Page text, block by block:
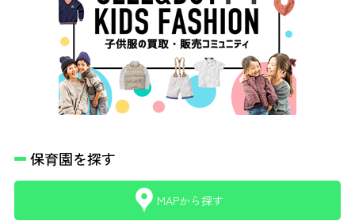
保育園を探す
MAPから探す